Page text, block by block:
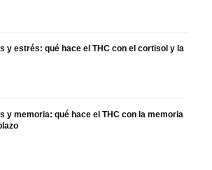
y estrés: qué hace el THC con el cortisol y la
y memoria: qué hace el THC con la memoria